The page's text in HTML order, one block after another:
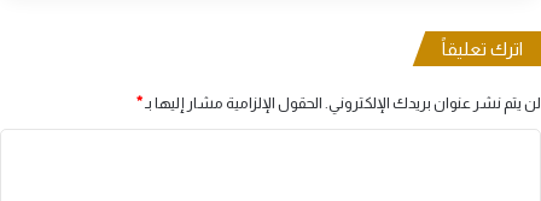
اترك تعليقاً
لن يتم نشر عنوان بريدك الإلكتروني. الحقول الإلزامية مشار إليها بـ*